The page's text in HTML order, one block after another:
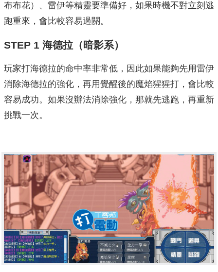
布布花）、雷伊等精靈要準備好，如果時機不對立刻逃
跑重來，會比較容易過關。
STEP 1 海德拉 （暗影系）
玩家打海德拉的命中率非常低，因此如果能夠先用雷伊
消除海德拉的強化，再用覺醒後的魔焰猩猩打，會比較
容易成功。如果沒辦法消除強化，那就先逃跑，再重新
挑戰一次。